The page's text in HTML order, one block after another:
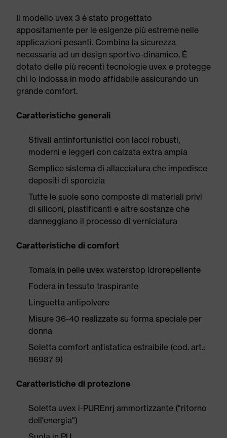
Il modello uvex 3 è stato progettato
appositamente per le esigenze più estreme nelle
applicazioni pesanti. Combina la sicurezza
necessaria ad un design sportivo-dinamico. È
dotato delle più recenti tecnologie uvex e protegge
chi lo indossa in modo affidabile assicurando un
grande comfort.
Caratteristiche generali
Stivali antinfortunistici con lacci robusti,
moderni e leggeri con calzata extra ampia
Semplice sistema di allacciatura che impedisce
depositi di sporcizia
Tutte le suole sono composte di materiali privi
di siliconi, plastificanti e altre sostanze che
danneggiano il processo di verniciatura
Caratteristiche di comfort
Tomaia in pelle uvex waterstop idrorepellente
Fodera in tessuto traspirante
Linguetta antipolvere
Misure 36-40 realizzate su forma speciale per
donna
Soletta comfort antistatica estraibile (cod. art.:
86937-9)
Caratteristiche di protezione
Soletta uvex i-PUREnrj ammortizzante ("ritorno
dell'energia")